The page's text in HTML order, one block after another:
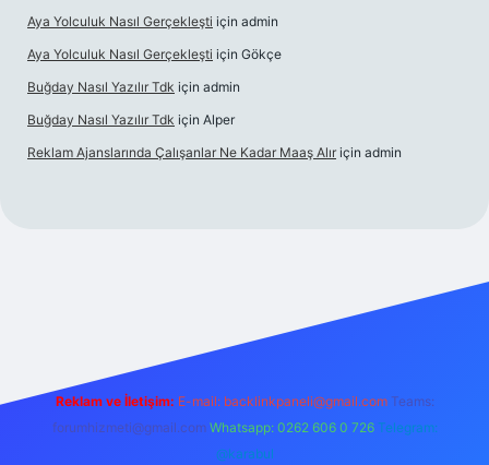
Aya Yolculuk Nasıl Gerçekleşti için admin
Aya Yolculuk Nasıl Gerçekleşti için Gökçe
Buğday Nasıl Yazılır Tdk için admin
Buğday Nasıl Yazılır Tdk için Alper
Reklam Ajanslarında Çalışanlar Ne Kadar Maaş Alır için admin
Reklam ve İletişim: E-mail: backlinkpaneli@gmail.com Teams:
forumhizmeti@gmail.com Whatsapp: 0262 606 0 726 Telegram:
@karabul